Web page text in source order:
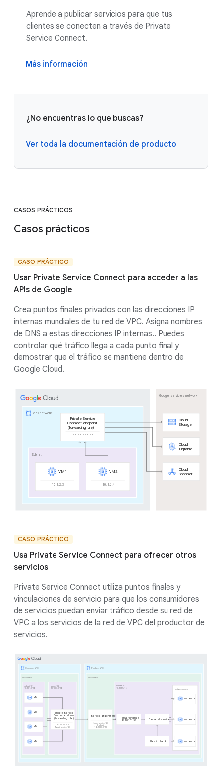
Aprende a publicar servicios para que tus
clientes se conecten a través de Private
Service Connect.
Más información
¿No encuentras lo que buscas?
Ver toda la documentación de producto
CASOS PRÁCTICOS
Casos prácticos
CASO PRÁCTICO
Usar Private Service Connect para acceder a las
APIs de Google
Crea puntos finales privados con las direcciones IP
internas mundiales de tu red de VPC. Asigna nombres
de DNS a estas direcciones IP internas.. Puedes
controlar qué tráfico llega a cada punto final y
demostrar que el tráfico se mantiene dentro de
Google Cloud.
CASO PRÁCTICO
Usa Private Service Connect para ofrecer otros
servicios
Private Service Connect utiliza puntos finales y
vinculaciones de servicio para que los consumidores
de servicios puedan enviar tráfico desde su red de
VPC a los servicios de la red de VPC del productor de
servicios.